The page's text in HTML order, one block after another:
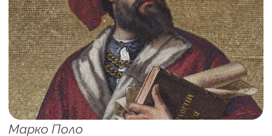
Марко Поло